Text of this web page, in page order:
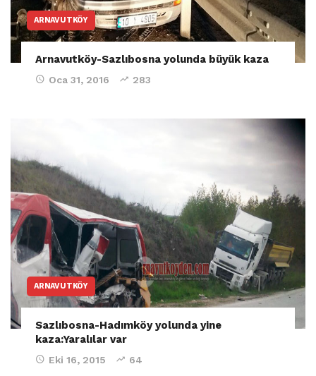
ARNAVUTKÖY
Arnavutköy-Sazlıbosna yolunda büyük kaza
Oca 31, 2016 283
ARNAVUTKÖY
Sazlıbosna-Hadımköy yolunda yine
kaza:Yaralılar var
Eki 16, 2015 64